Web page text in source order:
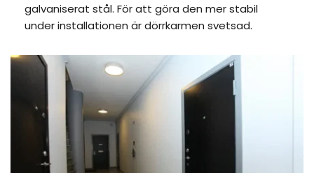
galvaniserat stål. För att göra den mer stabil
under installationen är dörrkarmen svetsad.